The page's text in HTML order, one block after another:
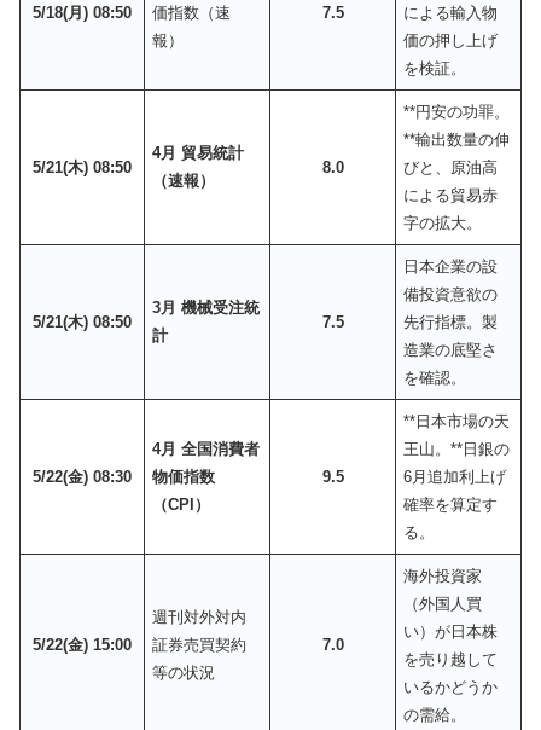
5/18(月) 08:50
価指数（速
報）
7.5
による輸入物
価の押し上げ
を検証。
5/21(木) 08:50
4月 貿易統計
（速報）
8.0
**円安の功罪。
**輸出数量の伸
びと、原油高
による貿易赤
字の拡大。
5/21(木) 08:50
3月 機械受注統
計
7.5
日本企業の設
備投資意欲の
先行指標。製
造業の底堅さ
を確認。
5/22(金) 08:30
4月 全国消費者
物価指数
（CPI）
9.5
**日本市場の天
王山。**日銀の
6月追加利上げ
確率を算定す
る。
5/22(金) 15:00
週刊対外対内
証券売買契約
等の状況
7.0
海外投資家
（外国人買
い）が日本株
を売り越して
いるかどうか
の需給。